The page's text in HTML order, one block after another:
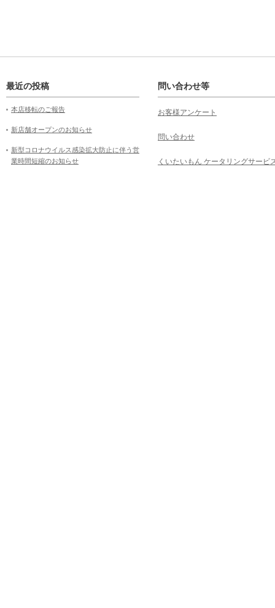
最近の投稿
本店移転のご報告
新店舗オープンのお知らせ
新型コロナウイルス感染拡大防止に伴う営
業時間短縮のお知らせ
問い合わせ等
お客様アンケート
問い合わせ
くいたいもん ケータリングサービ